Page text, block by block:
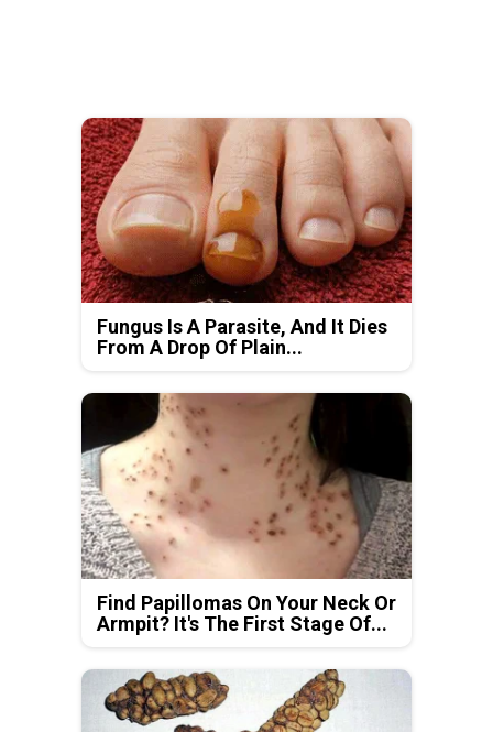
Fungus Is A Parasite, And It Dies
From A Drop Of Plain...
Find Papillomas On Your Neck Or
Armpit? It's The First Stage Of...